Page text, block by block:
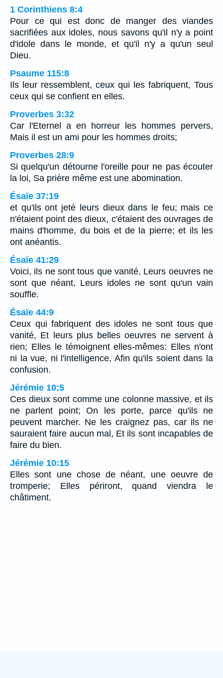
1 Corinthiens 8:4
Pour ce qui est donc de manger des viandes
sacrifiées aux idoles, nous savons qu'il n'y a point
d'idole dans le monde, et qu'il n'y a qu'un seul
Dieu.
Psaume 115:8
Ils leur ressemblent, ceux qui les fabriquent, Tous
ceux qui se confient en elles.
Proverbes 3:32
Car l'Eternel a en horreur les hommes pervers,
Mais il est un ami pour les hommes droits;
Proverbes 28:9
Si quelqu'un détourne l'oreille pour ne pas écouter
la loi, Sa prière même est une abomination.
Ésaïe 37:19
et qu'ils ont jeté leurs dieux dans le feu; mais ce
n'étaient point des dieux, c'étaient des ouvrages de
mains d'homme, du bois et de la pierre; et ils les
ont anéantis.
Ésaïe 41:29
Voici, ils ne sont tous que vanité, Leurs oeuvres ne
sont que néant, Leurs idoles ne sont qu'un vain
souffle.
Ésaïe 44:9
Ceux qui fabriquent des idoles ne sont tous que
vanité, Et leurs plus belles oeuvres ne servent à
rien; Elles le témoignent elles-mêmes: Elles n'ont
ni la vue, ni l'intelligence, Afin qu'ils soient dans la
confusion.
Jérémie 10:5
Ces dieux sont comme une colonne massive, et ils
ne parlent point; On les porte, parce qu'ils ne
peuvent marcher. Ne les craignez pas, car ils ne
sauraient faire aucun mal, Et ils sont incapables de
faire du bien.
Jérémie 10:15
Elles sont une chose de néant, une oeuvre de
tromperie; Elles périront, quand viendra le
châtiment.